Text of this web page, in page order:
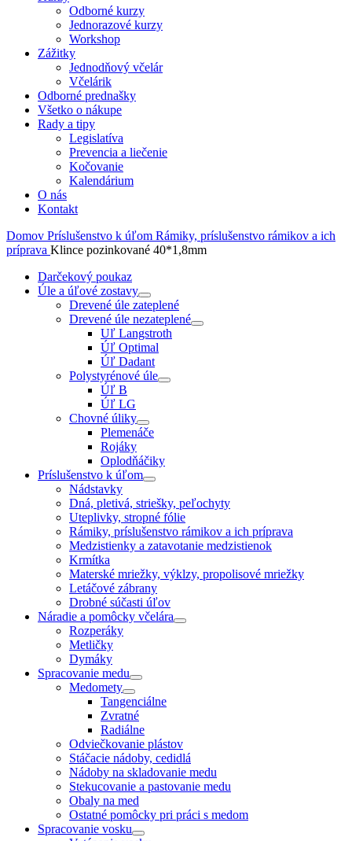
Odborné kurzy
Jednorazové kurzy
Workshop
Zážitky
Jednodňový včelár
Včelárik
Odborné prednašky
Všetko o nákupe
Rady a tipy
Legislatíva
Prevencia a liečenie
Kočovanie
Kalendárium
O nás
Kontakt
Domov Príslušenstvo k úľom Rámiky, príslušenstvo rámikov a ich
príprava Klince pozinkované 40*1,8mm
Darčekový poukaz
Úle a úľové zostavy
Drevené úle zateplené
Drevené úle nezateplené
Uľ Langstroth
Úľ Optimal
Úľ Dadant
Polystyrénové úle
Úľ B
Úľ LG
Chovné úliky
Plemenáče
Rojáky
Oplodňáčiky
Príslušenstvo k úľom
Nádstavky
Dná, pletivá, striešky, peľochyty
Uteplivky, stropné fólie
Rámiky, príslušenstvo rámikov a ich príprava
Medzistienky a zatavotanie medzistienok
Krmítka
Materské mriežky, výklzy, propolisové mriežky
Letáčové zábrany
Drobné súčasti úľov
Náradie a pomôcky včelára
Rozperáky
Metličky
Dymáky
Spracovanie medu
Medomety
Tangenciálne
Zvratné
Radiálne
Odviečkovanie plástov
Stáčacie nádoby, cedidlá
Nádoby na skladovanie medu
Stekucovanie a pastovanie medu
Obaly na med
Ostatné pomôcky pri práci s medom
Spracovanie vosku